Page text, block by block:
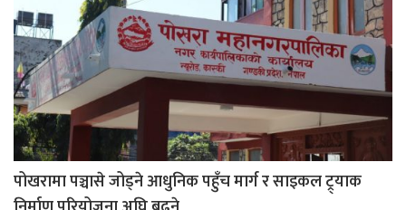
पोखरामा पञ्चासे जोड्ने आधुनिक पहुँच मार्ग र साइकल ट्र्याक